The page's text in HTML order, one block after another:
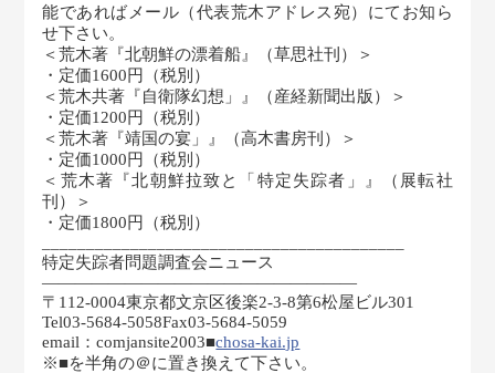
能であればメール（代表荒木アドレス宛）にてお知ら
せ下さい。
＜荒木著『北朝鮮の漂着船』（草思社刊）＞
・定価1600円（税別）
＜荒木共著『自衛隊幻想」』（産経新聞出版）＞
・定価1200円（税別）
＜荒木著『靖国の宴」』（高木書房刊）＞
・定価1000円（税別）
＜荒木著『北朝鮮拉致と「特定失踪者」』（展転社
刊）＞
・定価1800円（税別）
特定失踪者問題調査会ニュース
———————————————————
〒112-0004東京都文京区後楽2-3-8第6松屋ビル301
Tel03-5684-5058Fax03-5684-5059
email：comjansite2003■chosa-kai.jp
※■を半角の＠に置き換えて下さい。